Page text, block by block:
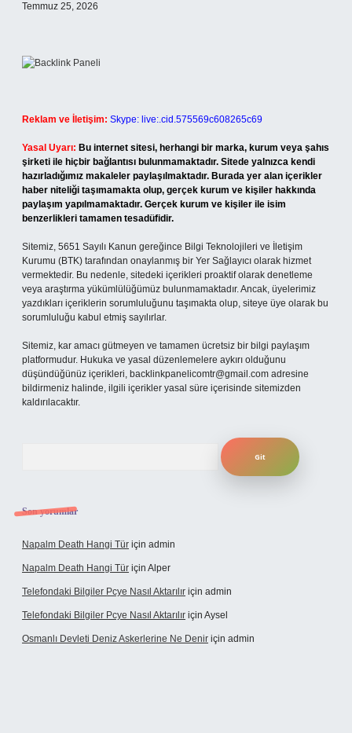
Temmuz 25, 2026
Reklam ve İletişim: Skype: live:.cid.575569c608265c69
Yasal Uyarı: Bu internet sitesi, herhangi bir marka, kurum veya şahıs
şirketi ile hiçbir bağlantısı bulunmamaktadır. Sitede yalnızca kendi
hazırladığımız makaleler paylaşılmaktadır. Burada yer alan içerikler
haber niteliği taşımamakta olup, gerçek kurum ve kişiler hakkında
paylaşım yapılmamaktadır. Gerçek kurum ve kişiler ile isim
benzerlikleri tamamen tesadüfidir.
Sitemiz, 5651 Sayılı Kanun gereğince Bilgi Teknolojileri ve İletişim
Kurumu (BTK) tarafından onaylanmış bir Yer Sağlayıcı olarak hizmet
vermektedir. Bu nedenle, sitedeki içerikleri proaktif olarak denetleme
veya araştırma yükümlülüğümüz bulunmamaktadır. Ancak, üyelerimiz
yazdıkları içeriklerin sorumluluğunu taşımakta olup, siteye üye olarak bu
sorumluluğu kabul etmiş sayılırlar.
Sitemiz, kar amacı gütmeyen ve tamamen ücretsiz bir bilgi paylaşım
platformudur. Hukuka ve yasal düzenlemelere aykırı olduğunu
düşündüğünüz içerikleri, backlinkpanelicomtr@gmail.com adresine
bildirmeniz halinde, ilgili içerikler yasal süre içerisinde sitemizden
kaldırılacaktır.
Son yorumlar
Napalm Death Hangi Tür için admin
Napalm Death Hangi Tür için Alper
Telefondaki Bilgiler Pcye Nasıl Aktarılır için admin
Telefondaki Bilgiler Pcye Nasıl Aktarılır için Aysel
Osmanlı Devleti Deniz Askerlerine Ne Denir için admin